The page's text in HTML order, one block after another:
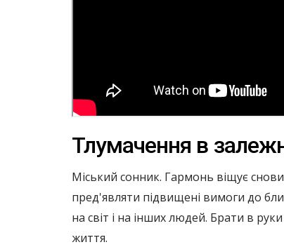
Тлумачення в
Міський сонник. Гармонь віщує
пред'являти підвищені вимоги до
на світ і на інших людей. Брати в
життя.